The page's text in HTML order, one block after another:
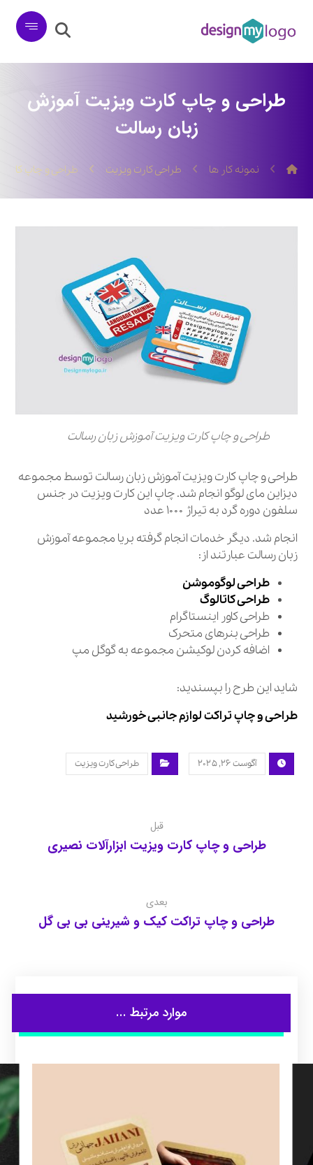
طراحی و چاپ کارت ویزیت آموزش
زبان رسالت
نمونه کار ها طراحی کارت ویزیت طراحی و چاپ
طراحی و چاپ کارت ویزیت آموزش زبان رسالت
طراحی و چاپ کارت ویزیت آموزش زبان رسالت توسط مجموعه
دیزاین مای لوگو انجام شد. چاپ این کارت ویزیت در جنس
سلفون دوره گرد به تیراژ ۱۰۰۰ عدد
انجام شد. دیگر خدمات انجام گرفته بریا مجموعه آموزش
زبان رسالت عبارتند از:
طراحی لوگوموشن
طراحی کاتالوگ
طراحی کاور اینستاگرام
طراحی بنرهای متحرک
اضافه کردن لوکیشن مجموعه به گوگل مپ
شاید این طرح را بپسندید:
طراحی و چاپ تراکت لوازم جانبی خورشید
آگوست ۲۶, ۲۰۲۵ طراحی کارت ویزیت
قبل
طراحی و چاپ کارت ویزیت ابزارآلات نصیری
بعدی
طراحی و چاپ تراکت کیک و شیرینی بی بی گل
موارد مرتبط ...